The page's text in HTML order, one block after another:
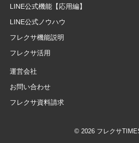
LINE公式機能【応用編】
LINE公式ノウハウ
フレクサ機能説明
フレクサ活用
運営会社
お問い合わせ
フレクサ資料請求
© 2026 フレクサ